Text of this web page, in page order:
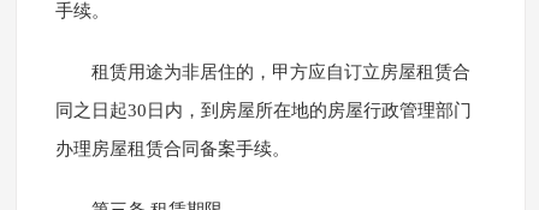
手续。
租赁用途为非居住的，甲方应自订立房屋租赁合
同之日起30日内，到房屋所在地的房屋行政管理部门
办理房屋租赁合同备案手续。